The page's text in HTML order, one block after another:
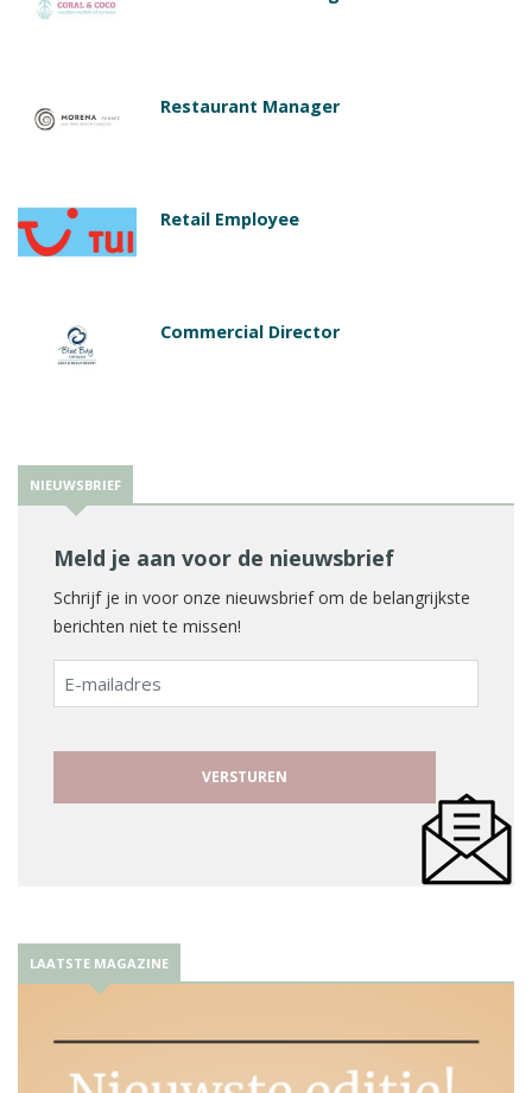
Restaurant Manager
Retail Employee
Commercial Director
NIEUWSBRIEF
Meld je aan voor de nieuwsbrief
Schrijf je in voor onze nieuwsbrief om de belangrijkste
berichten niet te missen!
E-
mailadres
LAATSTE MAGAZINE